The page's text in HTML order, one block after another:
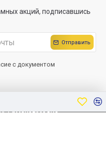
акций, подписавшись
Отправить
с документом
ЕрмаковМедиа